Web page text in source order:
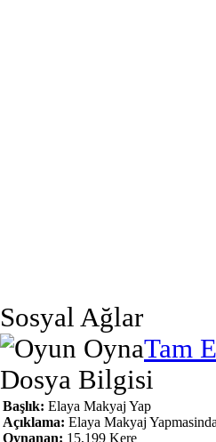
Sosyal Ağlar
Tam
Dosya Bilgisi
Başlık: Elaya Makyaj Yap
Açıklama: Elaya Makyaj
Oynanan: 15,199 Kere